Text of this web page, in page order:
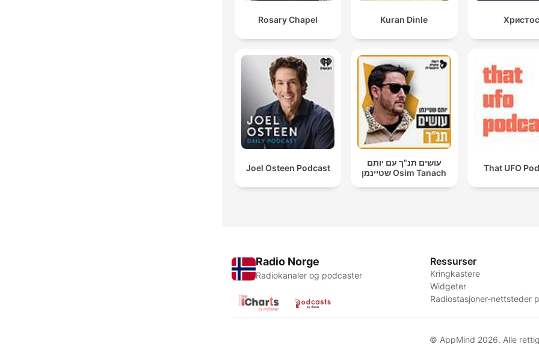
Rosary Chapel Kuran Dinle Христос
Joel Osteen Podcast
עושים תנ"ך עם יותם
שטיינמן Osim Tanach
That UFO
Radio Norge
Radiokanaler og podcaster
Ressurser
Kringkastere
Widgeter
Radiostasjoner-nettsteder
© AppMind 2026. Alle